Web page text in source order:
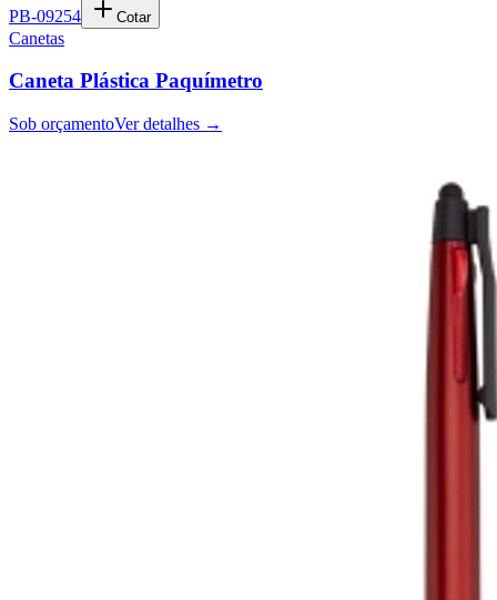
PB-09254 Cotar
Canetas
Caneta Plástica Paquímetro
Sob orçamentoVer detalhes →